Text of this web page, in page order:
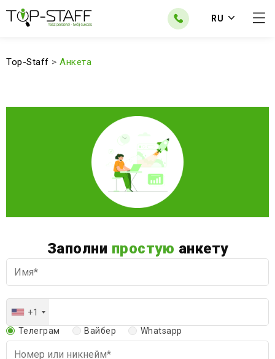
RU
Top-Staff > Анкета
Заполни простую анкету
+1
Телеграм
Вайбер Whatsapp